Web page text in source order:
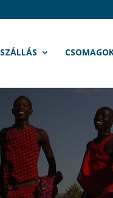
SZÁLLÁS